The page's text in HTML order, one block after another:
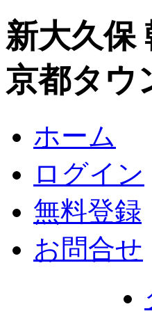
新大久保
京都タウ
ホーム
ログイン
無料登録
お問合せ